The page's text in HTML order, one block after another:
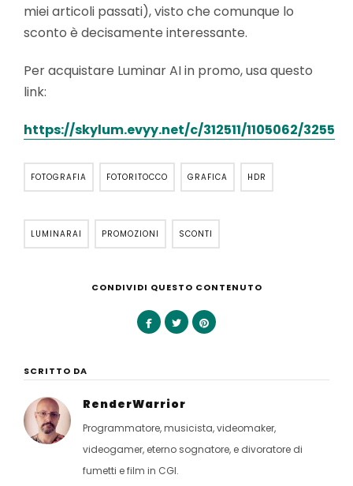
miei articoli passati), visto che comunque lo
sconto è decisamente interessante.
Per acquistare Luminar AI in promo, usa questo
link:
https://skylum.evyy.net/c/312511/1105062/3255
FOTOGRAFIA FOTORITOCCO GRAFICA HDR
LUMINARAI PROMOZIONI SCONTI
CONDIVIDI QUESTO CONTENUTO
SCRITTO DA
RenderWarrior
Programmatore, musicista, videomaker,
videogamer, eterno sognatore, e divoratore di
fumetti e film in CGI.